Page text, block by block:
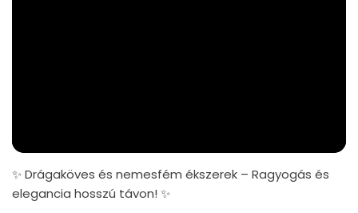
✨ Drágaköves és nemesfém ékszerek – Ragyogás és
elegancia hosszú távon! ✨